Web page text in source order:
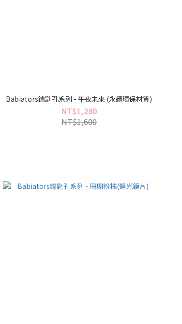
Babiators鑰匙孔系列 - 午夜未來 (永續環保材質)
NT$1,280
NT$1,600